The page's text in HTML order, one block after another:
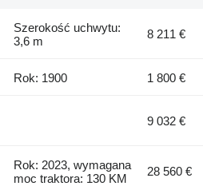
Szerokość uchwytu:
3,6 m
8 211 €
Rok: 1900 1 800 €
9 032 €
Rok: 2023, wymagana
moc traktora: 130 KM
28 560 €